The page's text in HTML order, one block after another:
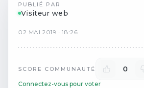
PUBLIÉ PAR
Visiteur web
02 MAI 2019 ·18:26
SCORE COMMUNAUTÉ 0
Connectez-vous pour voter